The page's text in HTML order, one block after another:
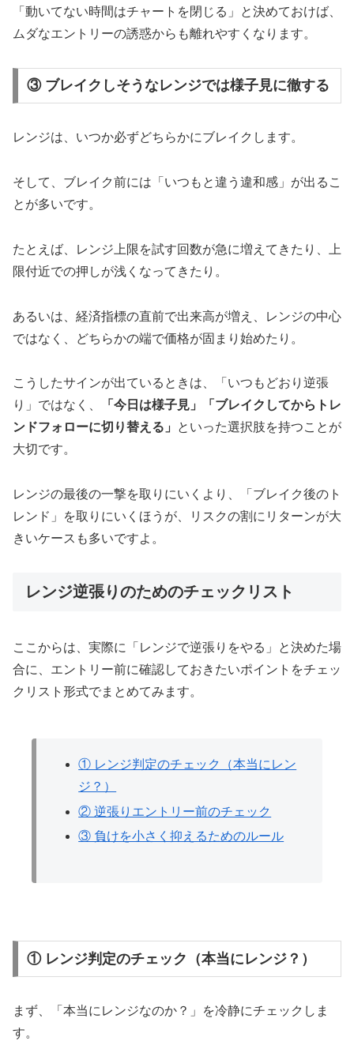
「動いてない時間はチャートを閉じる」と決めておけば、
ムダなエントリーの誘惑からも離れやすくなります。
③ ブレイクしそうなレンジでは様子見に徹する
レンジは、いつか必ずどちらかにブレイクします。
そして、ブレイク前には「いつもと違う違和感」が出るこ
とが多いです。
たとえば、レンジ上限を試す回数が急に増えてきたり、上
限付近での押しが浅くなってきたり。
あるいは、経済指標の直前で出来高が増え、レンジの中心
ではなく、どちらかの端で価格が固まり始めたり。
こうしたサインが出ているときは、「いつもどおり逆張
り」ではなく、
「今日は様子見」「ブレイクしてからトレ
ンドフォローに切り替える」
といった選択肢を持つことが
大切です。
レンジの最後の一撃を取りにいくより、「ブレイク後のト
レンド」を取りにいくほうが、リスクの割にリターンが大
きいケースも多いですよ。
レンジ逆張りのためのチェックリスト
ここからは、実際に「レンジで逆張りをやる」と決めた場
合に、エントリー前に確認しておきたいポイントをチェッ
クリスト形式でまとめてみます。
① レンジ判定のチェック（本当にレン
ジ？）
② 逆張りエントリー前のチェック
③ 負けを小さく抑えるためのルール
① レンジ判定のチェック（本当にレンジ？）
まず、「本当にレンジなのか？」を冷静にチェックしま
す。